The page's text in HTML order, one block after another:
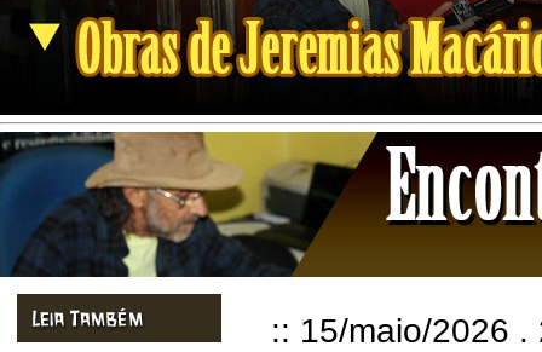
:: 15/maio/2026 .